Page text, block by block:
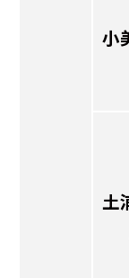
小
土